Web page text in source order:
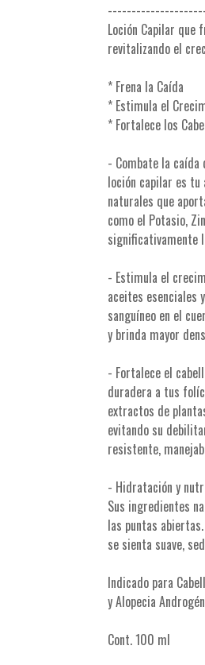
Loción Capilar
revitalizando el
* Frena la Caída
* Estimula el
* Fortalece los
- Combate la caída
loción capilar es tu
naturales que
como el Potasio,
significativamente
- Estimula el
aceites
sanguíneo en el
y brinda mayor
- Fortalece el
duradera a tus
extractos de
evitando su
resistente,
- Hidratación y
Sus ingredientes
las puntas
se sienta suave,
Indicado para
y Alopecia
Cont. 100 ml